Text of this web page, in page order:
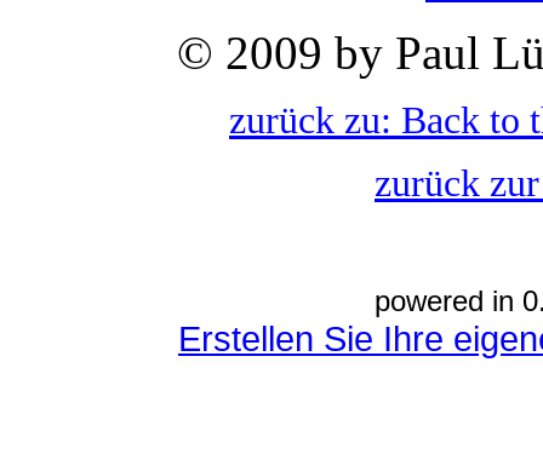
© 2009 by Paul
zurück zu: Back to
zurück
powered in
Erstellen Sie Ihre